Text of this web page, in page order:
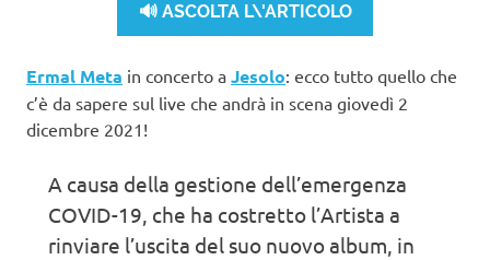
🔊 ASCOLTA L\'ARTICOLO
Ermal Meta in concerto a Jesolo: ecco tutto quello che
c’è da sapere sul live che andrà in scena giovedì 2
dicembre 2021!
A causa della gestione dell’emergenza
COVID-19, che ha costretto l’Artista a
rinviare l’uscita del suo nuovo album, in